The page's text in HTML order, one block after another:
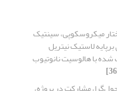
میکروسکوپی، سینتیک
لاستیک نیتریل
با هالوسیت نانوتیوب